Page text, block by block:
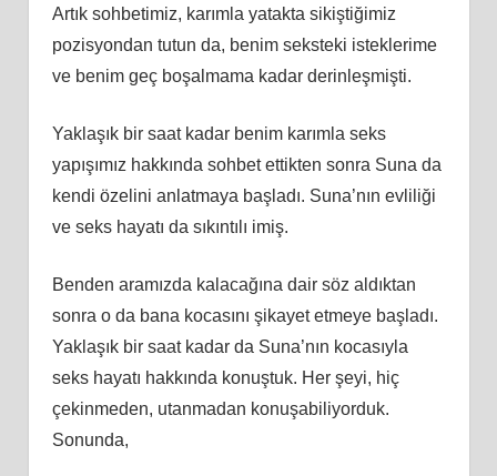
Artık sohbetimiz, karımla yatakta sikiştiğimiz
pozisyondan tutun da, benim seksteki isteklerime
ve benim geç boşalmama kadar derinleşmişti.
Yaklaşık bir saat kadar benim karımla seks
yapışımız hakkında sohbet ettikten sonra Suna da
kendi özelini anlatmaya başladı. Suna’nın evliliği
ve seks hayatı da sıkıntılı imiş.
Benden aramızda kalacağına dair söz aldıktan
sonra o da bana kocasını şikayet etmeye başladı.
Yaklaşık bir saat kadar da Suna’nın kocasıyla
seks hayatı hakkında konuştuk. Her şeyi, hiç
çekinmeden, utanmadan konuşabiliyorduk.
Sonunda,